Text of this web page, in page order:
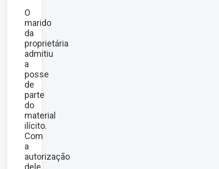
O
marido
da
proprietária
admitiu
a
posse
de
parte
do
material
ilícito.
Com
a
autorização
dele,